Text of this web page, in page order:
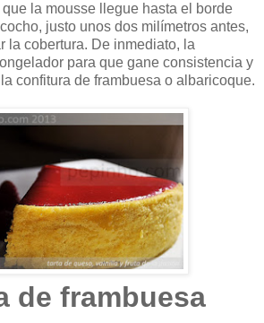
la mousse llegue hasta el borde
justo unos dos milímetros antes,
la cobertura. De inmediato, la
para que gane consistencia y
confitura de frambuesa o albaricoque.
de frambuesa